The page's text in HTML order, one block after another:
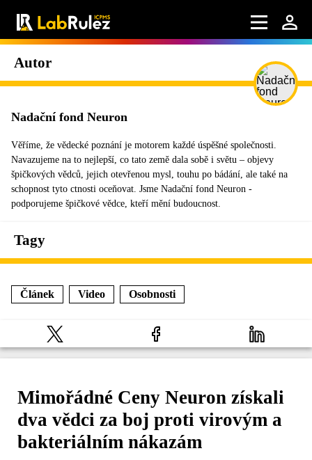
Autor
Nadační fond Neuron
Věříme, že vědecké poznání je motorem každé úspěšné společnosti.
Navazujeme na to nejlepší, co tato země dala sobě i světu – objevy
špičkových vědců, jejich otevřenou mysl, touhu po bádání, ale také na
schopnost tyto ctnosti oceňovat. Jsme Nadační fond Neuron -
podporujeme špičkové vědce, kteří mění budoucnost.
Tagy
Článek Video Osobnosti
Mimořádné Ceny Neuron získali
dva vědci za boj proti virovým a
bakteriálním nákazám